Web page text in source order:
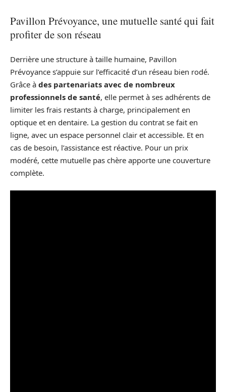
Pavillon Prévoyance, une mutuelle santé qui fait
profiter de son réseau
Derrière une structure à taille humaine, Pavillon
Prévoyance s’appuie sur l’efficacité d’un réseau bien rodé.
Grâce à des partenariats avec de nombreux
professionnels de santé, elle permet à ses adhérents de
limiter les frais restants à charge, principalement en
optique et en dentaire. La gestion du contrat se fait en
ligne, avec un espace personnel clair et accessible. Et en
cas de besoin, l’assistance est réactive. Pour un prix
modéré, cette mutuelle pas chère apporte une couverture
complète.